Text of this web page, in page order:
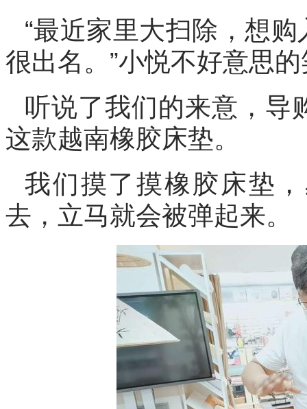
“最近家里大扫除，想
很出名。”小悦不好意思
听说了我们的来意，导
这款越南橡胶床垫。
我们摸了摸橡胶床垫
去，立马就会被弹起来。